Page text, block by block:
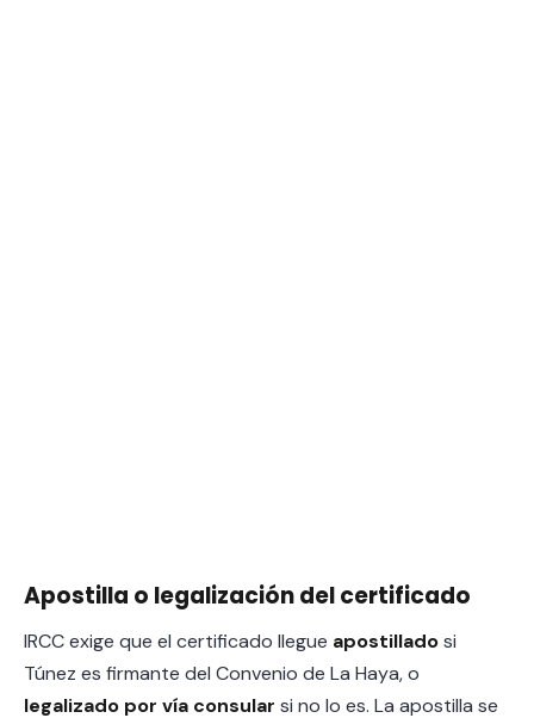
Apostilla o legalización del certificado
IRCC exige que el certificado llegue apostilladosi
Túnez es firmante del Convenio de La Haya, o
legalizado por vía consular si no lo es. La apostilla se